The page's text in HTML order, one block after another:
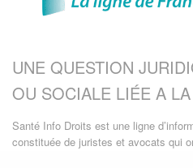
Accès aux soins
Crise sanitaire Covid-19
UNE QUESTION
OU SOCIALE LIÉE A
Santé Info Droits est une ligne
constituée de juristes et avocats qui